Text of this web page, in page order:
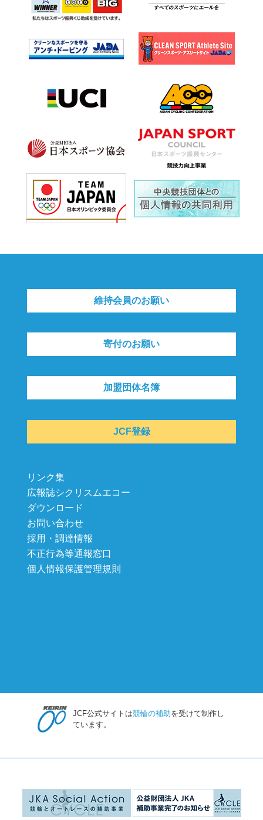
維持会員のお願い
寄付のお願い
加盟団体名簿
JCF登録
リンク集
広報誌シクリスムエコー
ダウンロード
お問い合わせ
採用・調達情報
不正行為等通報窓口
個人情報保護管理規則
JCF公式サイトは競輪の補助を受けて制作し
ています。